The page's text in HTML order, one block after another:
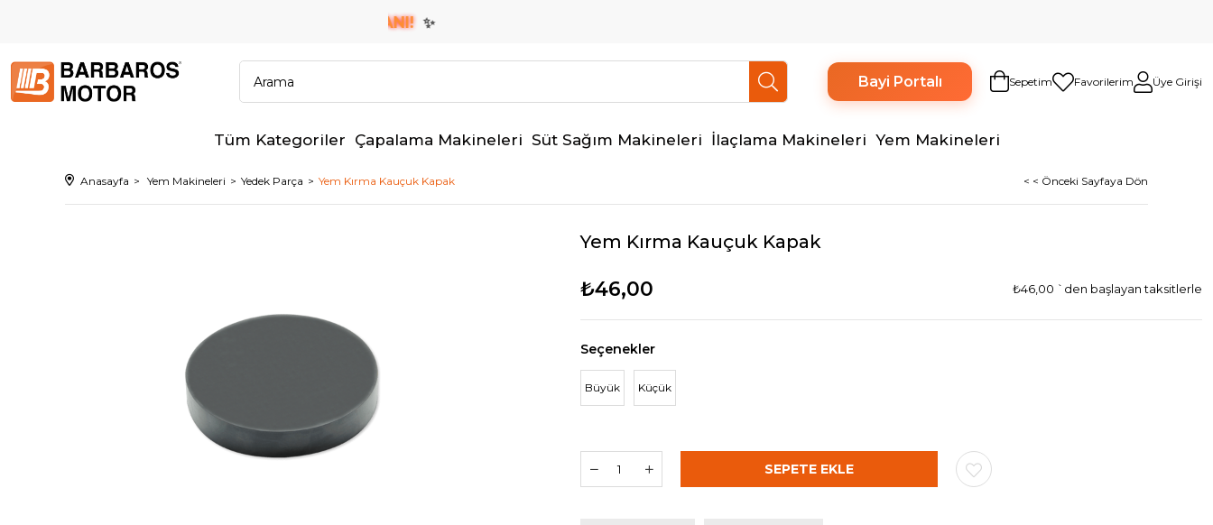
6 TAKSİT İMKANI! ✨
Bayi Portalı Sepetim Favorilerim Üye Girişi
Tüm Kategoriler Çapalama Makineleri Süt Sağım Makineleri İlaçlama Makineleri Yem Makineleri
Anasayfa Yem Makineleri Yedek Parça Yem Kırma Kauçuk Kapak < < Önceki Sayfaya Dön
Yem Kırma Kauçuk Kapak
₺46,00 ₺46,00 `den başlayan taksitlerle
Seçenekler
Büyük Küçük